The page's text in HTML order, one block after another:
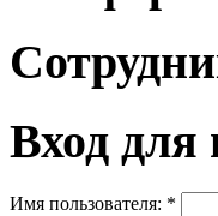
Вход для
Имя пользователя: *